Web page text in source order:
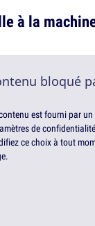
à la
bloqué
est fourni par
de
ce choix à tout